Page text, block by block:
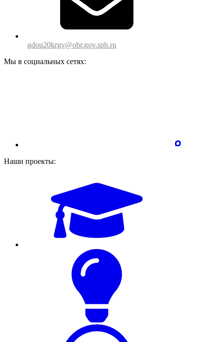
gdou20krgv@obr.gov.spb.ru
Мы в социальных сетях:
Наши проекты: